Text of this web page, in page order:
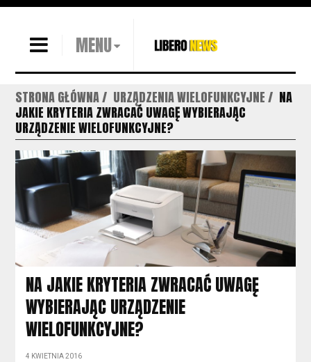
MENU
STRONA GŁÓWNA URZĄDZENIA WIELOFUNKCYJNE
NA
JAKIE KRYTERIA ZWRACAĆ UWAGĘ WYBIERAJĄC
URZĄDZENIE WIELOFUNKCYJNE?
NA JAKIE KRYTERIA ZWRACAĆ UWAGĘ
WYBIERAJĄC URZĄDZENIE
WIELOFUNKCYJNE?
4 KWIETNIA 2016